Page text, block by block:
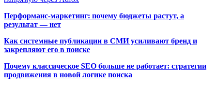
Перформанс-маркетинг: почему бюджеты растут, а
результат — нет
Как системные публикации в СМИ усиливают бренд и
закрепляют его в поиске
Почему классическое SEO больше не работает: стратегии
продвижения в новой логике поиска